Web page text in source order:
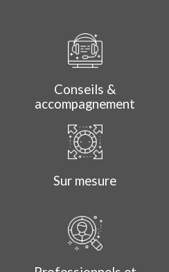
Conseils &
accompagnement
Sur mesure